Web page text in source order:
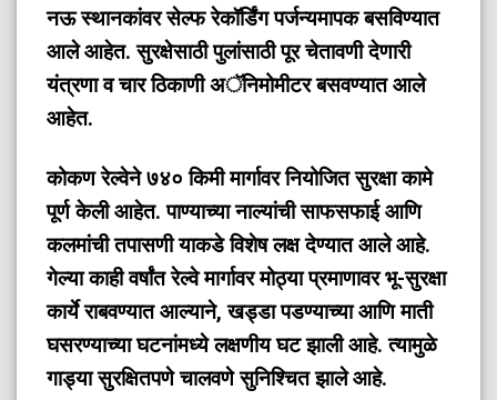
नऊ स्थानकांवर सेल्फ रेकॉर्डिंग पर्जन्यमापक बसविण्यात
आले आहेत. सुरक्षेसाठी पुलांसाठी पूर चेतावणी देणारी
यंत्रणा व चार ठिकाणी अॅनिमोमीटर बसवण्यात आले
आहेत.
कोकण रेल्वेने ७४० किमी मार्गावर नियोजित सुरक्षा कामे
पूर्ण केली आहेत. पाण्याच्या नाल्यांची साफसफाई आणि
कलमांची तपासणी याकडे विशेष लक्ष देण्यात आले आहे.
गेल्या काही वर्षांत रेल्वे मार्गावर मोठ्या प्रमाणावर भू-सुरक्षा
कार्ये राबवण्यात आल्याने, खड्डा पडण्याच्या आणि माती
घसरण्याच्या घटनांमध्ये लक्षणीय घट झाली आहे. त्यामुळे
गाड्या सुरक्षितपणे चालवणे सुनिश्चित झाले आहे.